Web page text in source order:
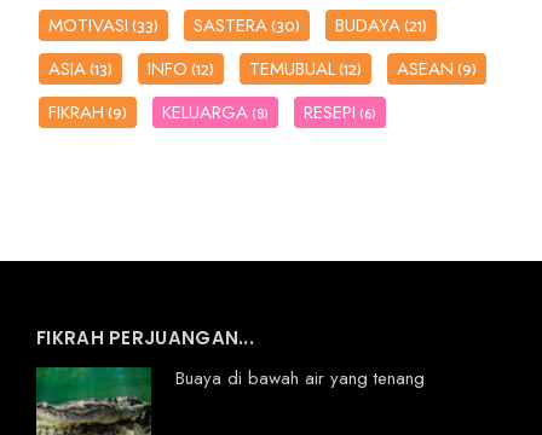
MOTIVASI(33) SASTERA(30) BUDAYA(21)
ASIA(13) INFO(12) TEMUBUAL(12) ASEAN(9)
FIKRAH(9) KELUARGA (8) RESEPI (6)
FIKRAH PERJUANGAN...
Buaya di bawah air yang tenang